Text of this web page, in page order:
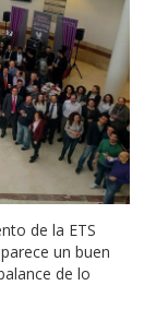
de la ETS
un buen
de lo